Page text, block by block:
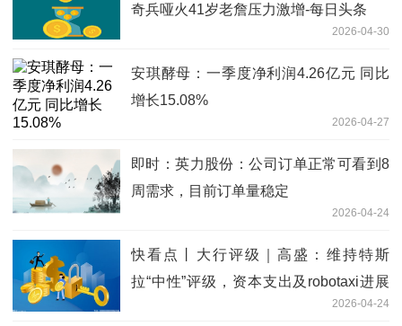
奇兵哑火41岁老詹压力激增-每日头条
2026-04-30
安琪酵母：一季度净利润4.26亿元 同比
增长15.08%
2026-04-27
即时：英力股份：公司订单正常可看到8
周需求，目前订单量稳定
2026-04-24
快看点丨大行评级｜高盛：维持特斯
拉“中性”评级，资本支出及robotaxi进展
2026-04-24